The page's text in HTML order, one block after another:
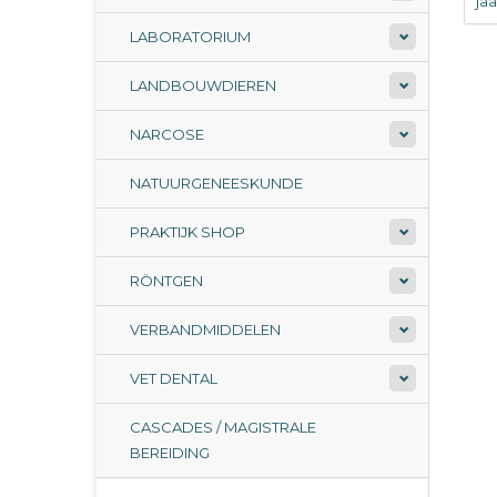
LABORATORIUM
LANDBOUWDIEREN
NARCOSE
NATUURGENEESKUNDE
PRAKTIJK SHOP
RÖNTGEN
VERBANDMIDDELEN
VET DENTAL
CASCADES / MAGISTRALE
BEREIDING